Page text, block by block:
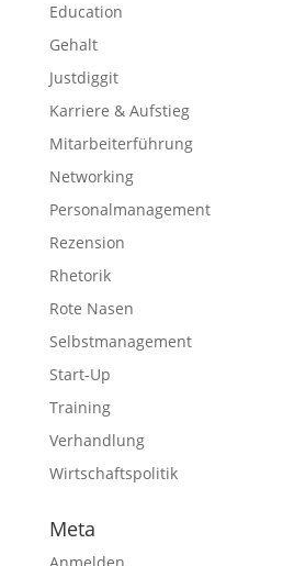
Education
Gehalt
Justdiggit
Karriere & Aufstieg
Mitarbeiterführung
Networking
Personalmanagement
Rezension
Rhetorik
Rote Nasen
Selbstmanagement
Start-Up
Training
Verhandlung
Wirtschaftspolitik
Meta